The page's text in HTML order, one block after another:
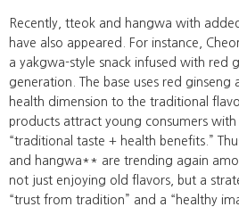
Recently, tteok and hangwa with
have also appeared. For instance,
a yakgwa-style snack infused with red
generation. The base uses red ginseng
health dimension to the traditional
products attract young consumers
“traditional taste + health benefits.”
and hangwa** are trending again
not just enjoying old flavors, but a
“trust from tradition” and a “healthy